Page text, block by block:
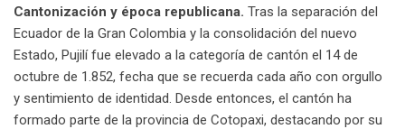
Cantonización y época republicana. Tras la separación del
Ecuador de la Gran Colombia y la consolidación del nuevo
Estado, Pujilí fue elevado a la categoría de cantón el 14 de
octubre de 1.852, fecha que se recuerda cada año con orgullo
y sentimiento de identidad. Desde entonces, el cantón ha
formado parte de la provincia de Cotopaxi, destacando por su